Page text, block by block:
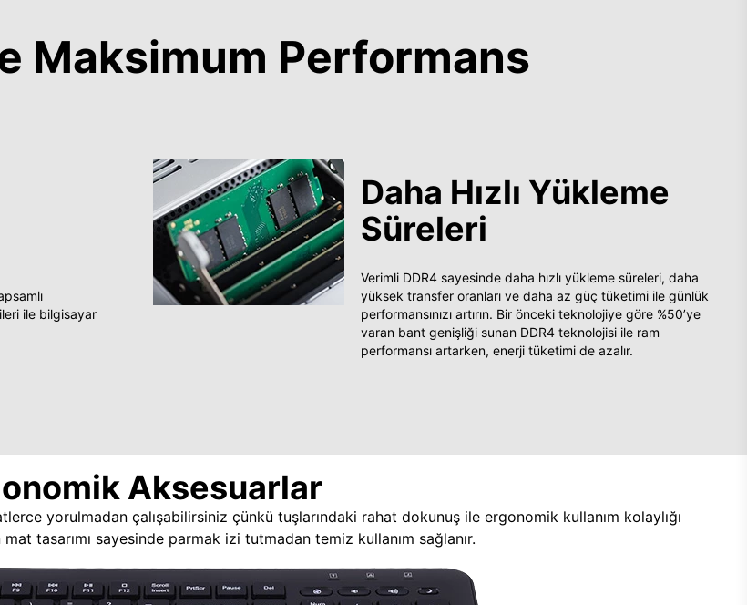
Maksimum Performans
ile bilgisayar
Daha Hızlı Yükleme
Süreleri
Verimli DDR4 sayesinde daha hızlı yükleme süreleri, daha
yüksek transfer oranları ve daha az güç tüketimi ile günlük
performansınızı artırın. Bir önceki teknolojiye göre %50’ye
varan bant genişliği sunan DDR4 teknolojisi ile ram
performansı artarken, enerji tüketimi de azalır.
Aksesuarlar
yorulmadan çalışabilirsiniz çünkü tuşlarındaki rahat dokunuş ile ergonomik kullanım kolaylığı
tasarımı sayesinde parmak izi tutmadan temiz kullanım sağlanır.